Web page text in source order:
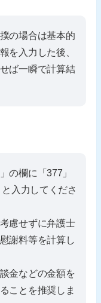
の場合は基本的
を入力した後、
ば一瞬で計算結
の欄に「377」
入力してくださ
慮せずに弁護士
謝料等を計算し
金などの金額を
ことを推奨しま